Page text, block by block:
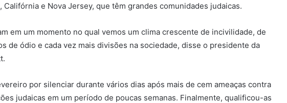
Califórnia e Nova Jersey, que têm grandes comunidades judaicas.
em um momento no qual vemos um clima crescente de incivilidade, de
de ódio e cada vez mais divisões na sociedade, disse o presidente da
por silenciar durante vários dias após mais de cem ameaças contra
judaicas em um período de poucas semanas. Finalmente, qualificou-as